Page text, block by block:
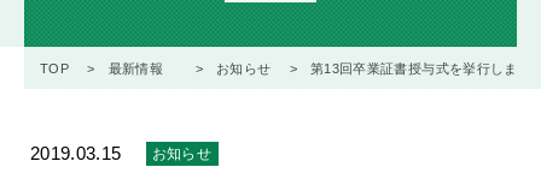
TOP 最新情報 お知らせ 第13回卒業証書授与式を挙行しまし
2019.03.15 お知らせ